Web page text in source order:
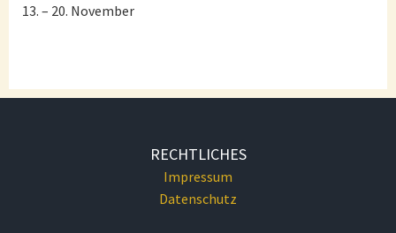
13. – 20. November
RECHTLICHES
Impressum
Datenschutz